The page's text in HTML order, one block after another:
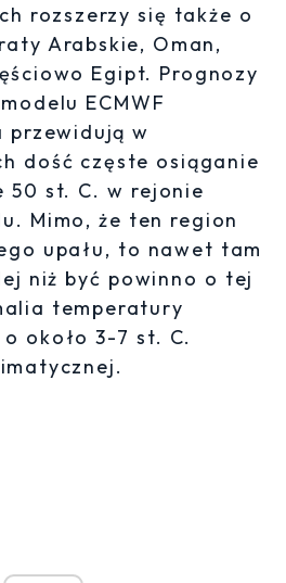
rozszerzy się także o
Arabskie, Oman,
Egipt. Prognozy
ECMWF
przewidują w
dość częste osiąganie
50 st. C. w rejonie
Mimo, że ten region
upału, to nawet tam
niż być powinno o tej
temperatury
około 3-7 st. C.